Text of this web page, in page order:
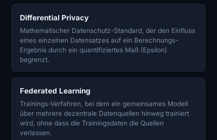
Differential Privacy
Mathematischer Datenschutz-Standard, der den Einfluss
eines einzelnen Datensatzes auf ein Berechnungs-
Ergebnis durch ein quantifiziertes Maß (Epsilon)
begrenzt.
Federated Learning
Trainings-Verfahren, bei dem ein gemeinsames Modell
über mehrere dezentrale Datenquellen hinweg trainiert
wird, ohne dass die Trainingsdaten die Quellen
verlassen.